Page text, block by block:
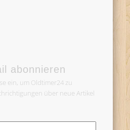
abonnieren
ein, um Oldtimer24 zu
über neue Artikel